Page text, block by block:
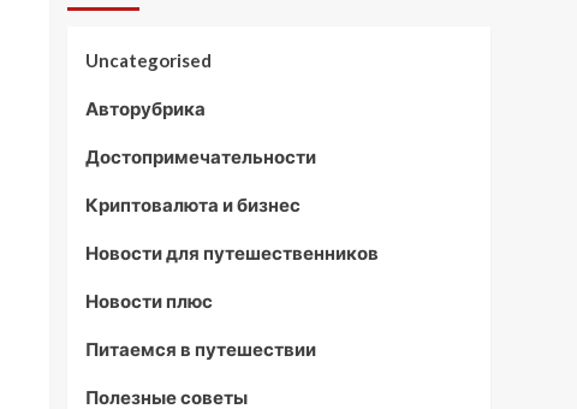
Uncategorised
Авторубрика
Достопримечательности
Криптовалюта и бизнес
Новости для путешественников
Новости плюс
Питаемся в путешествии
Полезные советы